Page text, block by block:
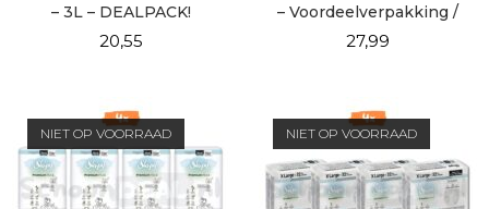
– 3L – DEALPACK!
20,55
– Voordeelverpakking /
DEALPACK!
27,99
NIET OP VOORRAAD NIET OP VOORRAAD